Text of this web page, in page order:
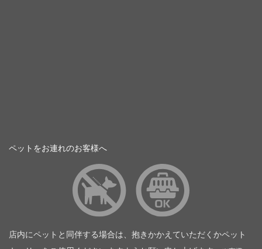
ペットをお連れのお客様へ
店内にペットと同伴する場合は、抱きかかえていただくかペット